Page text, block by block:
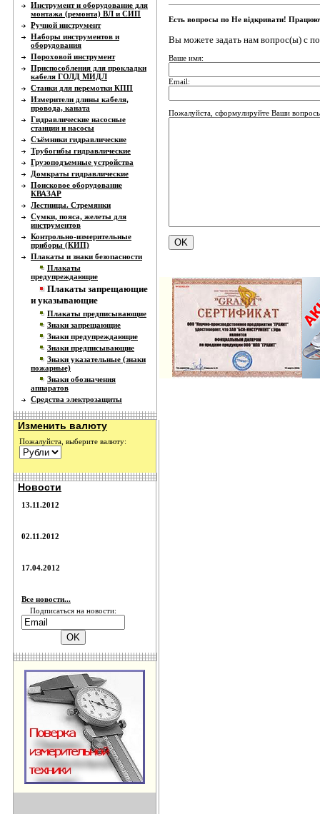
Инструмент и оборудование для
монтажа (ремонта) ВЛ и СИП
Ручной инструмент
Наборы инструментов и
оборудования
Пороховой инструмент
Приспособления для прокладки
кабеля ГОЛД МИДЛ
Станки для перемотки КПП
Измерители длины кабеля,
провода, каната
Гидравлические насосные
станции и насосы
Съёмники гидравлические
Трубогибы гидравлические
Грузоподъемные устройства
Домкраты гидравлические
Поисковое оборудование
КВАЗАР
Лестницы. Стремянки
Сумки, пояса, желеты для
инструментов
Контрольно-измерительные
приборы (КИП)
Плакаты и знаки безопасности
Плакаты
предупреждающие
Плакаты запрещающие
и указывающие
Плакаты предписывающие
Знаки запрещающие
Знаки предупреждающие
Знаки предписывающие
Знаки указательные (знаки
пожарные)
Знаки обозначения
аппаратов
Средства электрозащиты
Изменить валюту
Пожалуйста, выберите валюту:
Новости
13.11.2012
02.11.2012
17.04.2012
Все новости...
Подписаться на новости:
Есть вопросы по Не відкривати!
Вы можете задать нам вопрос(ы) с
Ваше имя:
Email:
Пожалуйста, сформулируйте Ваши